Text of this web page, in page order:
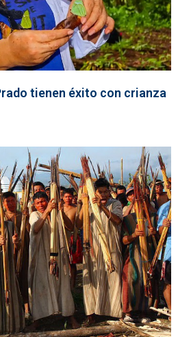
tienen éxito con crianza